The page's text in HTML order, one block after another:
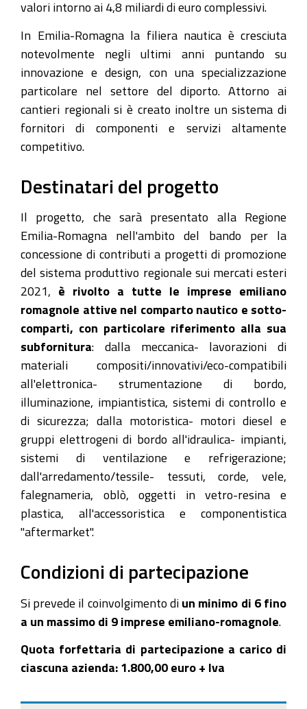
valori intorno ai 4,8 miliardi di euro complessivi.
In Emilia-Romagna la filiera nautica è cresciuta
notevolmente negli ultimi anni puntando su
innovazione e design, con una specializzazione
particolare nel settore del diporto. Attorno ai
cantieri regionali si è creato inoltre un sistema di
fornitori di componenti e servizi altamente
competitivo.
Destinatari del progetto
Il progetto, che sarà presentato alla Regione
Emilia-Romagna nell'ambito del bando per la
concessione di contributi a progetti di promozione
del sistema produttivo regionale sui mercati esteri
2021, è rivolto a tutte le imprese emiliano
romagnole attive nel comparto nautico e sotto-
comparti, con particolare riferimento alla sua
subfornitura: dalla meccanica- lavorazioni di
materiali compositi/innovativi/eco-compatibili
all'elettronica- strumentazione di bordo,
illuminazione, impiantistica, sistemi di controllo e
di sicurezza; dalla motoristica- motori diesel e
gruppi elettrogeni di bordo all'idraulica- impianti,
sistemi di ventilazione e refrigerazione;
dall'arredamento/tessile- tessuti, corde, vele,
falegnameria, oblò, oggetti in vetro-resina e
plastica, all'accessoristica e componentistica
"aftermarket".
Condizioni di partecipazione
Si prevede il coinvolgimento di un minimo di 6 fino
a un massimo di 9 imprese emiliano-romagnole
Quota forfettaria di partecipazione a carico di
ciascuna azienda: 1.800,00 euro + Iva